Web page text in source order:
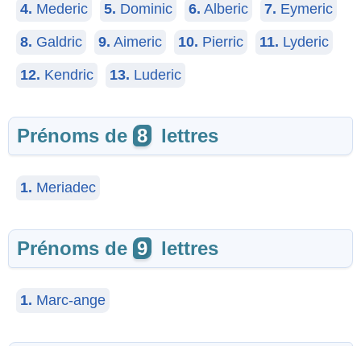
4. Mederic 5. Dominic 6. Alberic 7. Eymeric
8. Galdric 9. Aimeric 10. Pierric 11. Lyderic
12. Kendric 13. Luderic
Prénoms de 8 lettres
1. Meriadec
Prénoms de 9 lettres
1. Marc-ange